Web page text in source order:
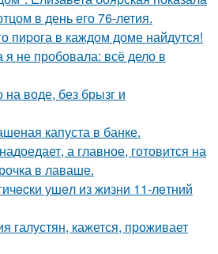
в день его 76-летия.
пиpога в каждом доме найдутся!
я не пробовала: всё дело в
воде, без брызг и
капуста в банке.
а главное, готовится на
в лаваше.
ушeл из жизни 11-лeтний
галустян, кажется, проживает